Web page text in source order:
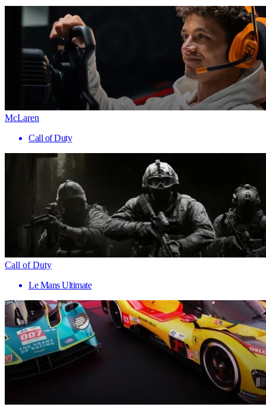
McLaren
Call of Duty
Call of Duty
Le Mans Ultimate